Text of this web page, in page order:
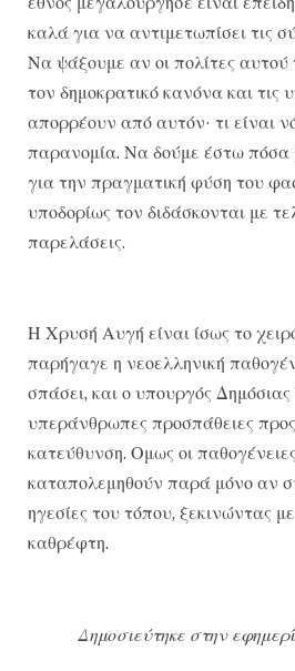
καλά για να αντιμετωπίσει τις
Να ψάξουμε αν οι πολίτες αυτού
τον δημοκρατικό κανόνα και τις
απορρέουν από αυτόν· τι είναι
παρανομία. Να δούμε έστω πόσα
για την πραγματική φύση του
υποδορίως τον διδάσκονται με
παρελάσεις.
Η Χρυσή Αυγή είναι ίσως το
παρήγαγε η νεοελληνική
σπάσει, και ο υπουργός
υπεράνθρωπες προσπάθειες
κατεύθυνση. Ομως οι
καταπολεμηθούν παρά μόνο αν
ηγεσίες του τόπου, ξεκινώντας
καθρέφτη.
Δημοσιεύτηκε στην